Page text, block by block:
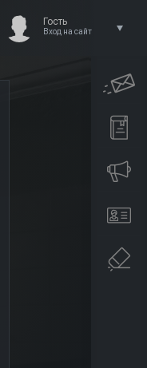
Гость
Вход на сайт